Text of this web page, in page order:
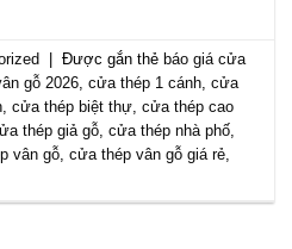
Được gắn thẻ báo giá cửa
gỗ 2026,cửa thép 1 cánh,cửa
,cửa thép biệt thự,cửa thép cao
thép giả gỗ,cửa thép nhà phố,
vân gỗ,cửa thép vân gỗ giá rẻ,